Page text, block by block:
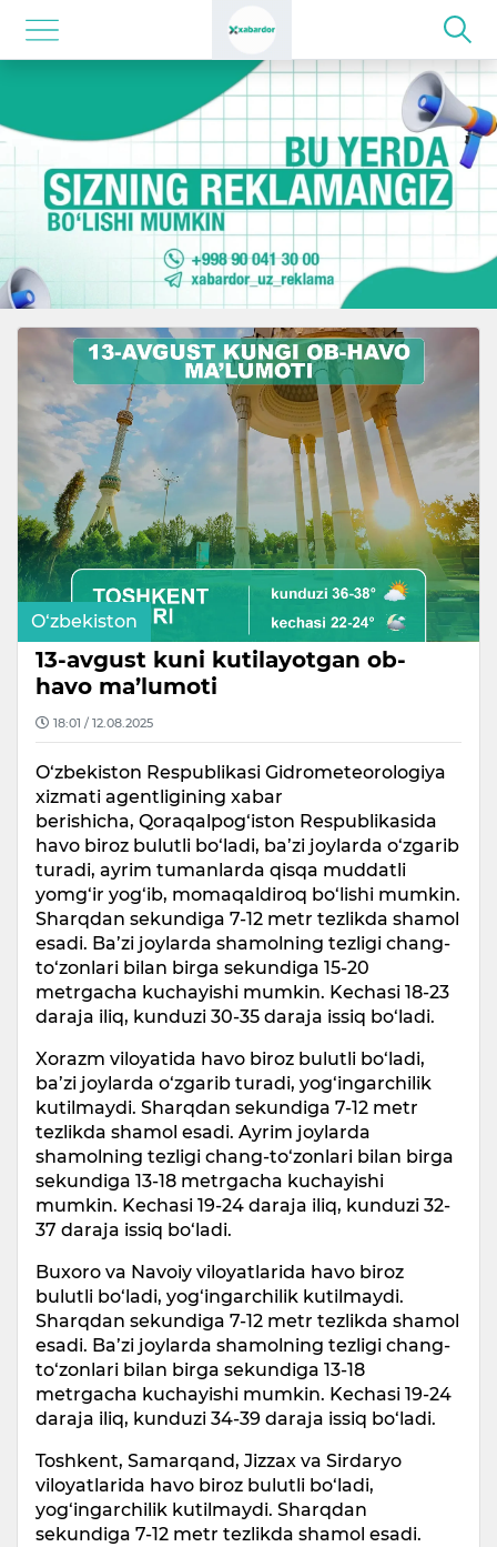
O‘zbekiston
13-avgust kuni kutilayotgan ob-
havo ma’lumoti
18:01 / 12.08.2025
O‘zbekiston Respublikasi Gidrometeorologiya
xizmati agentligining xabar
berishicha, Qoraqalpog‘iston Respublikasida
havo biroz bulutli bo‘ladi, ba’zi joylarda o‘zgarib
turadi, ayrim tumanlarda qisqa muddatli
yomg‘ir yog‘ib, momaqaldiroq bo‘lishi mumkin.
Sharqdan sekundiga 7-12 metr tezlikda shamol
esadi. Ba’zi joylarda shamolning tezligi chang-
to‘zonlari bilan birga sekundiga 15-20
metrgacha kuchayishi mumkin. Kechasi 18-23
daraja iliq, kunduzi 30-35 daraja issiq bo‘ladi.
Xorazm viloyatida havo biroz bulutli bo‘ladi,
ba’zi joylarda o‘zgarib turadi, yog‘ingarchilik
kutilmaydi. Sharqdan sekundiga 7-12 metr
tezlikda shamol esadi. Ayrim joylarda
shamolning tezligi chang-to‘zonlari bilan birga
sekundiga 13-18 metrgacha kuchayishi
mumkin. Kechasi 19-24 daraja iliq, kunduzi 32-
37 daraja issiq bo‘ladi.
Buxoro va Navoiy viloyatlarida havo biroz
bulutli bo‘ladi, yog‘ingarchilik kutilmaydi.
Sharqdan sekundiga 7-12 metr tezlikda shamol
esadi. Ba’zi joylarda shamolning tezligi chang-
to‘zonlari bilan birga sekundiga 13-18
metrgacha kuchayishi mumkin. Kechasi 19-24
daraja iliq, kunduzi 34-39 daraja issiq bo‘ladi.
Toshkent, Samarqand, Jizzax va Sirdaryo
viloyatlarida havo biroz bulutli bo‘ladi,
yog‘ingarchilik kutilmaydi. Sharqdan
sekundiga 7-12 metr tezlikda shamol esadi.